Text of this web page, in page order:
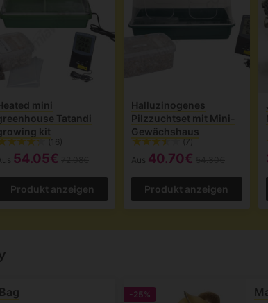
mini
Tatandi
kit
(16)
54.05€
Produkt anzeigen
Halluzinogenes
Pilzzuchtset mit Mini-
Gewächshaus
(7)
Aus 40.70€
Produkt anzeigen
-25%